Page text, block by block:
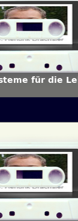
für die